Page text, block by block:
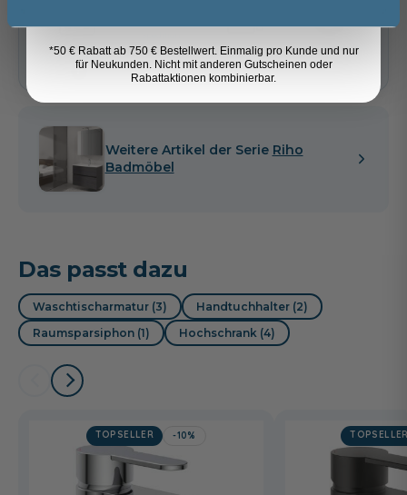
Lieferzeit:
ca. 3 - 4 Wochen
i
Vormontierte
Möbel
Sicher einkaufen
Weitere Artikel der Serie Riho
Badmöbel
Das passt dazu
Waschtischarmatur (3)
Handtuchhalter (2)
Raumsparsiphon (1)
Hochschrank (4)
TOPSELLER -10%
*50 € Rabatt ab 750 € Bestellwert. Einmalig pro Kunde und nur
für Neukunden. Nicht mit anderen Gutscheinen oder
Rabattaktionen kombinierbar.